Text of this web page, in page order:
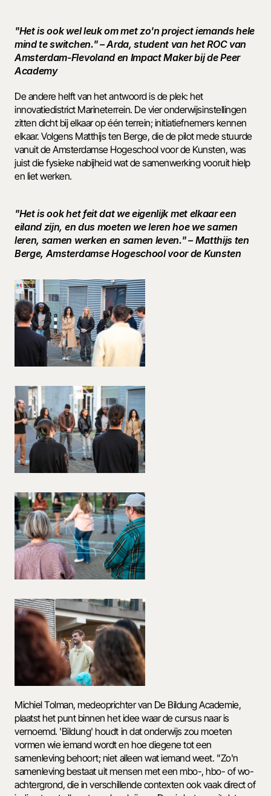
"Het is ook wel leuk om met zo'n project iemands hele
mind te switchen." – Arda, student van het ROC van
Amsterdam-Flevoland en Impact Maker bij de Peer
Academy
De andere helft van het antwoord is de plek: het
innovatiedistrict Marineterrein. De vier onderwijsinstellingen
zitten dicht bij elkaar op één terrein; initiatiefnemers kennen
elkaar. Volgens Matthijs ten Berge, die de pilot mede stuurde
vanuit de Amsterdamse Hogeschool voor de Kunsten, was
juist die fysieke nabijheid wat de samenwerking vooruit hielp
en liet werken.
"Het is ook het feit dat we eigenlijk met elkaar een
eiland zijn, en dus moeten we leren hoe we samen
leren, samen werken en samen leven." – Matthijs ten
Berge, Amsterdamse Hogeschool voor de Kunsten
Michiel Tolman, medeoprichter van De Bildung Academie,
plaatst het punt binnen het idee waar de cursus naar is
vernoemd. 'Bildung' houdt in dat onderwijs zou moeten
vormen wie iemand wordt en hoe diegene tot een
samenleving behoort; niet alleen wat iemand weet. "Zo'n
samenleving bestaat uit mensen met een mbo-, hbo- of wo-
achtergrond, die in verschillende contexten ook vaak direct of